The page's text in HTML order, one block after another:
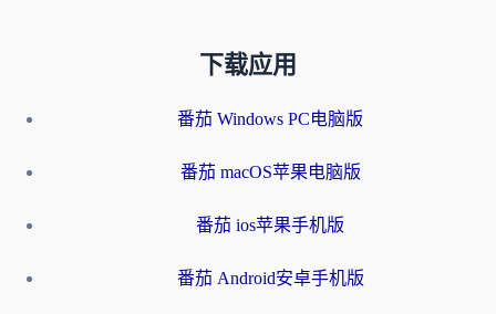
下载应用
番茄 Windows PC电脑版
番茄 macOS苹果电脑版
番茄 ios苹果手机版
番茄 Android安卓手机版